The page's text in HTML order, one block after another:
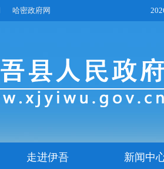
哈密政府网
走进伊吾 新闻中